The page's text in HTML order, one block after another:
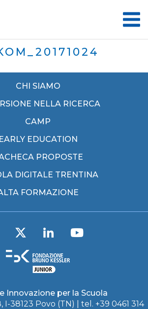
CHI SIAMO
NELLA RICERCA
CAMP
EARLY EDUCATION
PROPOSTE
DIGITALE TRENTINA
FORMAZIONE
Innovazione per la Scuola
I-38123 Povo (TN) | tel. +39 0461 314